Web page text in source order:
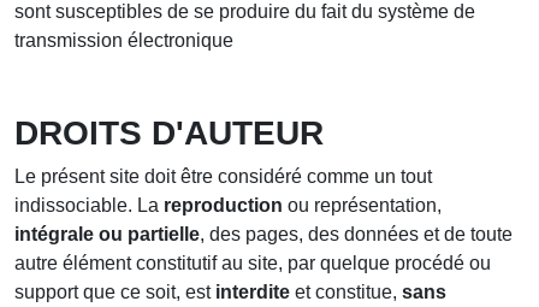
sont susceptibles de se produire du fait du système de
transmission électronique
DROITS D'AUTEUR
Le présent site doit être considéré comme un tout
indissociable. La reproduction ou représentation,
intégrale ou partielle, des pages, des données et de toute
autre élément constitutif au site, par quelque procédé ou
support que ce soit, est interdite et constitue, sans